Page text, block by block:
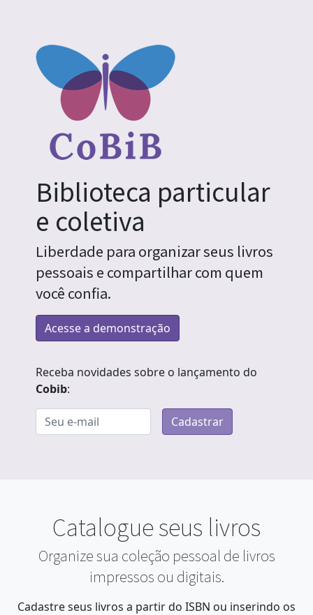
Biblioteca particular
e coletiva
Liberdade para organizar seus livros
pessoais e compartilhar com quem
você confia.
Acesse a demonstração
Receba novidades sobre o lançamento do
Cobib:
Seu e-mail
Cadastrar
Catalogue seus livros
Organize sua coleção pessoal de livros
impressos ou digitais.
Cadastre seus livros a partir do ISBN ou inserindo os